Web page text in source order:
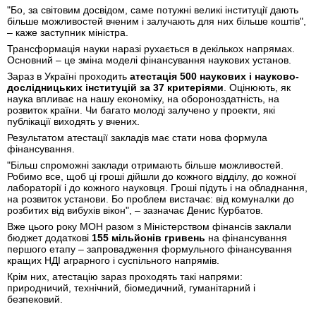
"Бо, за світовим досвідом, саме потужні великі інституції дають
більше можливостей вченим і залучають для них більше коштів",
– каже заступник міністра.
Трансформація науки наразі рухається в декількох напрямах.
Основний – це зміна моделі фінансування наукових установ.
Зараз в Україні проходить атестація 500 наукових і науково-
дослідницьких інституцій за 37 критеріями . Оцінюють, як
наука впливає на нашу економіку, на обороноздатність, на
розвиток країни. Чи багато молоді залучено у проекти, які
публікації виходять у вчених.
Результатом атестації закладів має стати нова формула
фінансування.
"Більш спроможні заклади отримають більше можливостей.
Робимо все, щоб ці гроші дійшли до кожного відділу, до кожної
лабораторії і до кожного науковця. Гроші підуть і на обладнання,
на розвиток установи. Бо проблем вистачає: від комуналки до
розбитих від вибухів вікон", – зазначає Денис Курбатов.
Вже цього року МОН разом з Міністерством фінансів заклали
бюджет додаткові 155 мільйонів гривень на фінансування
першого етапу – запровадження формульного фінансування
кращих НДІ аграрного і суспільного напрямів.
Крім них, атестацію зараз проходять такі напрями:
природничий, технічний, біомедичний, гуманітарний і
безпековий.